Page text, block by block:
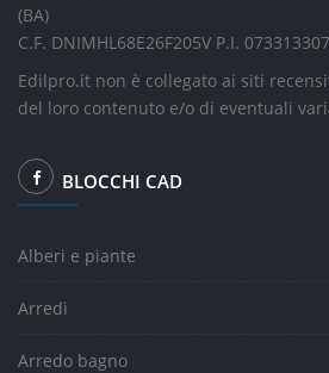
(BA)
C.F. DNIMHL68E26F205V P.I.
Edilpro.it non è collegato ai siti
del loro contenuto e/o di eventuali
BLOCCHI CAD
Alberi e piante
Arredi
Arredo bagno